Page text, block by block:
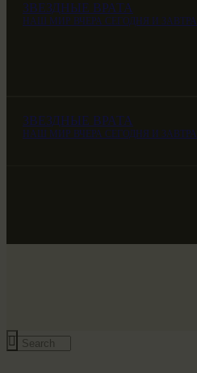
ЗВЕЗДНЫЕ ВРАТА
НАШ МИР ВЧЕРА СЕГОДНЯ И ЗАВТРА
ЗВЕЗДНЫЕ ВРАТА
НАШ МИР ВЧЕРА СЕГОДНЯ И ЗАВТРА